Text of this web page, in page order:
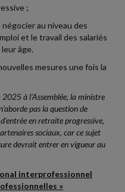
;
au niveau des
et le travail des salariés
âge.
mesures une fois la
à l'Assemblée, la ministre
pas la question de
en retraite progressive,
sociaux, car ce sujet
devrait entrer en vigueur au
interprofessionnel
»